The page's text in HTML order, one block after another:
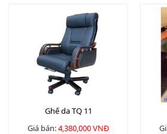
Ghế da TQ 11
Giá bán:4,380,000 VNĐ